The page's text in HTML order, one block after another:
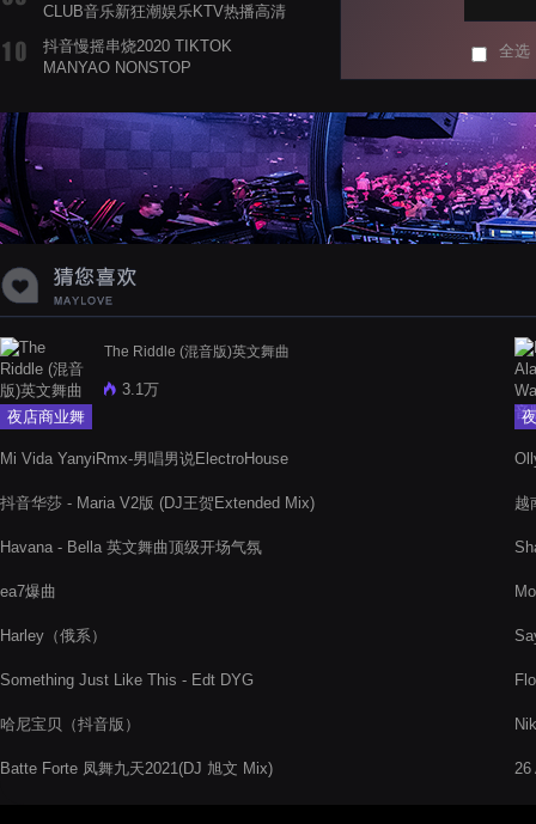
CLUB音乐新狂潮娱乐KTV热播高清
抖音慢摇串烧2020 TIKTOK
MANYAO NONSTOP
蝉爸爸妈妈爱存在夏天的风是想你的
声音啊
全选
夜店商业舞
The Riddle (混音版)英文舞曲
3.1万
Mi Vida YanyiRmx-男唱男说ElectroHouse
抖音华莎 - Maria V2版 (DJ王贺Extended Mix)
Havana - Bella 英文舞曲顶级开场气氛
ea7爆曲
Harley（俄系）
Something Just Like This - Edt DYG
哈尼宝贝（抖音版）
Batte Forte 凤舞九天2021(DJ 旭文 Mix)
越
26